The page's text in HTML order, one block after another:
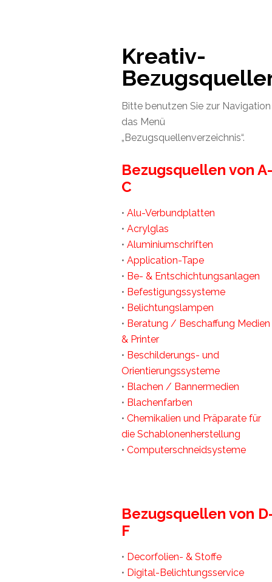
Kreativ-
Bitte benutzen Sie zur Navigation
das Menü
„Bezugsquellenverzeichnis“.
Bezugsquellen von A-
C
• Alu-Verbundplatten
• Acrylglas
• Aluminiumschriften
• Application-Tape
• Be- & Entschichtungsanlagen
• Befestigungssysteme
• Belichtungslampen
• Beratung / Beschaffung Medien
& Printer
• Beschilderungs- und
Orientierungssysteme
• Blachen / Bannermedien
• Blachenfarben
• Chemikalien und Präparate für
die Schablonenherstellung
• Computerschneidsysteme
Bezugsquellen von
F
• Decorfolien- & Stoffe
• Digital-Belichtungsservice